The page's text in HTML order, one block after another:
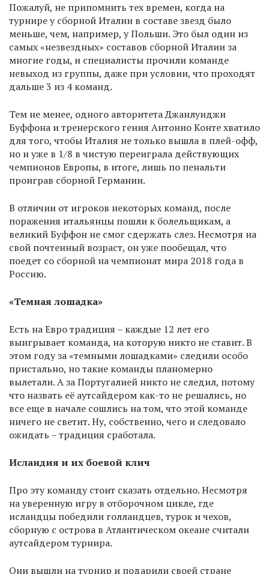
Пожалуй, не припомнить тех времен, когда на
турнире у сборной Италии в составе звезд было
меньше, чем, например, у Польши. Это был один из
самых «незвездных» составов сборной Италии за
многие годы, и специалисты прочили команде
невыход из группы, даже при условии, что проходят
дальше 3 из 4 команд.
Тем не менее, одного авторитета Джанлуиджи
Буффона и тренерского гения Антонио Конте хватило
для того, чтобы Италия не только вышла в плей-офф,
но и уже в 1/8 в чистую переиграла действующих
чемпионов Европы, в итоге, лишь по пенальти
проиграв сборной Германии.
В отличии от игроков некоторых команд, после
поражения итальянцы пошли к болельщикам, а
великий Буффон не смог сдержать слез. Несмотря на
свой почтенный возраст, он уже пообещал, что
поедет со сборной на чемпионат мира 2018 года в
Россию.
«Темная лошадка»
Есть на Евро традиция – каждые 12 лет его
выигрывает команда, на которую никто не ставит. В
этом году за «темными лошадками» следили особо
пристально, но такие команды планомерно
вылетали. А за Португалией никто не следил, потому
что назвать её аутсайдером как-то не решались, но
все еще в начале сошлись на том, что этой команде
ничего не светит. Ну, собственно, чего и следовало
ожидать – традиция сработала.
Исландия и их боевой клич
Про эту команду стоит сказать отдельно. Несмотря
на уверенную игру в отборочном цикле, где
исландцы победили голландцев, турок и чехов,
сборную с острова в Атлантическом океане считали
аутсайдером турнира.
Они вышли на турнир и подарили своей стране